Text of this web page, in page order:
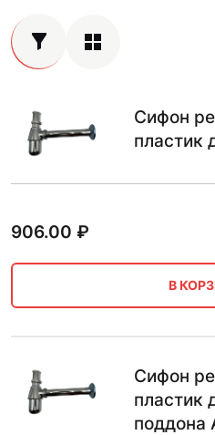
Сифон
пластик
906.00 ₽
В
Сифон
пластик
поддона